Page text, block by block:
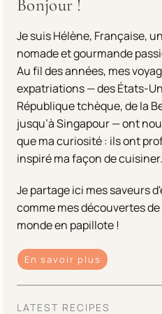
Bonjour !
Je suis Hélène, Française,
nomade et gourmande
Au fil des années, mes
expatriations — des États-
République tchèque, de la
jusqu’à Singapour — ont
que ma curiosité : ils ont
inspiré ma façon de cuisiner.
Je partage ici mes saveurs
comme mes découvertes
monde en papillote !
En savoir plus
LATEST RECIPES